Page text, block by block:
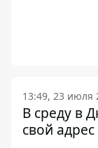
13:49, 23 июля
В среду в
свой адрес